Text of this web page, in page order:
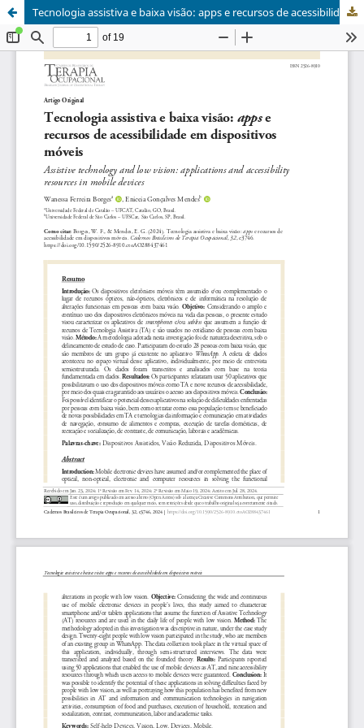
Tecnologia assistiva e baixa visão: apps e recursos de acessibilidade em dispositivos móveis